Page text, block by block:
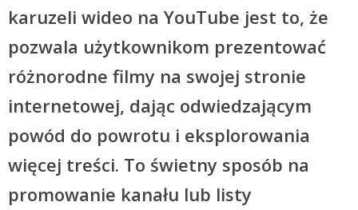
karuzeli wideo na YouTube jest to, że
pozwala użytkownikom prezentować
różnorodne filmy na swojej stronie
internetowej, dając odwiedzającym
powód do powrotu i eksplorowania
więcej treści. To świetny sposób na
promowanie kanału lub listy